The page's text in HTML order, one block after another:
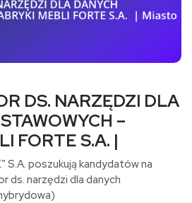
DS. NARZĘDZI DLA
–
FORTE S.A. |
S.A. poszukują kandydatów na
ds. narzędzi dla danych